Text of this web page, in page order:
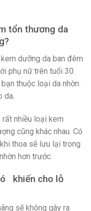
tổn thương da
dưỡng da ban đêm
phụ nữ trên tuổi 30.
thuộc loại da nhờn.
da.
rất nhiều loại kem
cũng khác nhau. Có
thoa sẽ lưu lại trong
hơn trước.
khiến cho lỗ
sẽ không gây ra